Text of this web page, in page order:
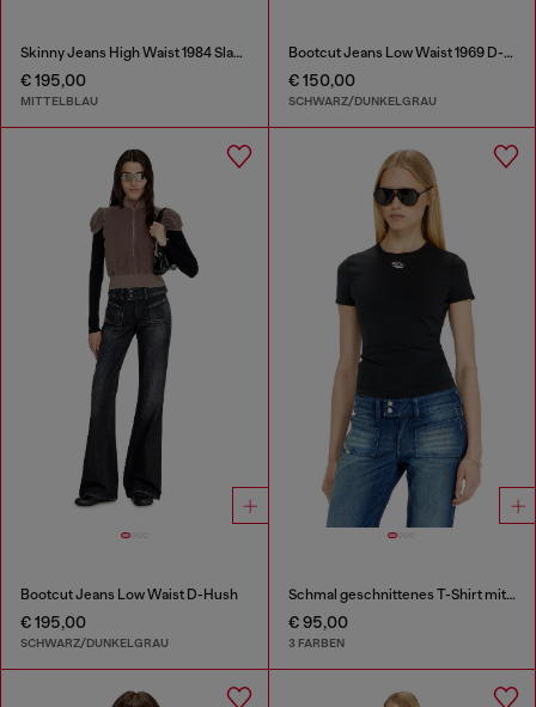
Skinny Jeans High Waist 1984 Slandy-High
€ 195,00
MITTELBLAU
Bootcut Jeans Low Waist 1969 D-Ebbey
€ 150,00
SCHWARZ/DUNKELGRAU
Bootcut Jeans Low Waist D-Hush
€ 195,00
SCHWARZ/DUNKELGRAU
Schmal geschnittenes T-Shirt mit metallischem Oval D
€ 95,00
3 FARBEN